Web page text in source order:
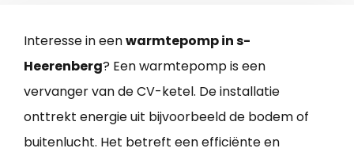
Interesse in eenwarmtepomp in s-
Heerenberg? Een warmtepomp is een
vervanger van de CV-ketel. De installatie
onttrekt energie uit bijvoorbeeld de bodem of
buitenlucht. Het betreft een efficiënte en